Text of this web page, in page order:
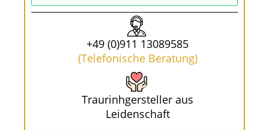
+49 (0)911 13089585
(Telefonische Beratung)
Traurinhgersteller aus
Leidenschaft